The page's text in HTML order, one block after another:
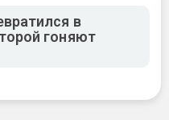
в
гоняют